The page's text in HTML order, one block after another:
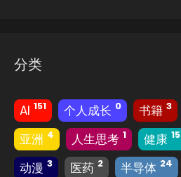
分类
AI 151 个人成长 0 书籍 3
亚洲 4 人生思考 1 健康 15
动漫 3 医药 2 半导体 24